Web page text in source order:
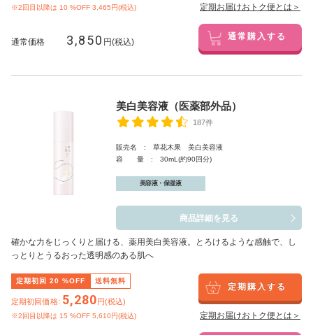
※2回目以降は 10 %OFF 3,465円(税込) 定期お届けおトク便とは＞
通常価格 3,850 円(税込) 通常購入する
美白美容液（医薬部外品）
187件
販売名 : 草花木果 美白美容液
容 量 : 30mL(約90回分)
美容液・保湿液
商品詳細を見る
確かな力をじっくりと届ける、薬用美白美容液。とろけるような感触で、し
っとりとうるおった透明感のある肌へ
定期初回 20 %OFF 送料無料
定期初回価格: 5,280円(税込)
※2回目以降は 15 %OFF 5,610円(税込)
定期購入する
定期お届けおトク便とは＞